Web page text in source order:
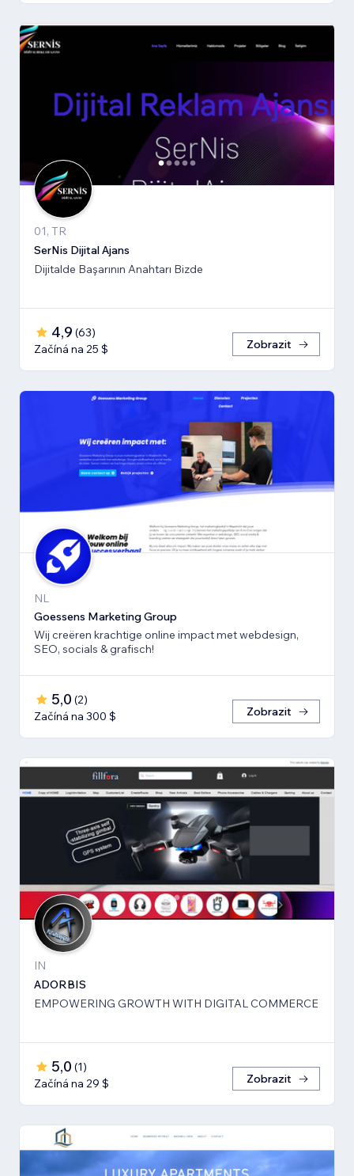
01, TR
SerNis Dijital Ajans
Dijitalde Başarının Anahtarı Bizde
4,9 (63)
Začíná na 25 $
Zobrazit
NL
Goessens Marketing Group
Wij creëren krachtige online impact met webdesign,
SEO, socials & grafisch!
5,0 (2)
Začíná na 300 $
Zobrazit
IN
ADORBIS
EMPOWERING GROWTH WITH DIGITAL COMMERCE
5,0 (1)
Začíná na 29 $
Zobrazit